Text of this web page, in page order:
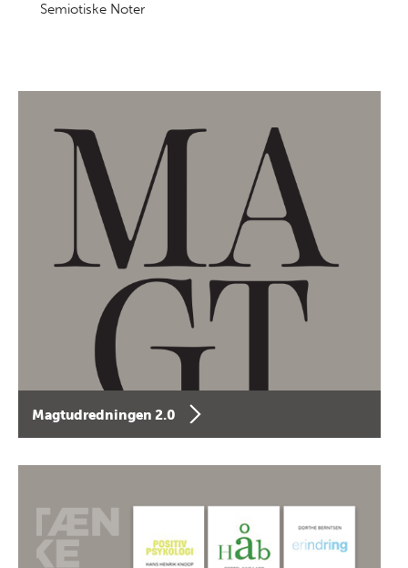
Semiotiske Noter
Magtudredningen 2.0